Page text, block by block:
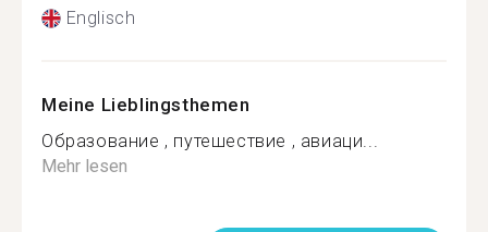
Englisch
Meine Lieblingsthemen
Образование , путешествие , авиаци...
Mehr lesen